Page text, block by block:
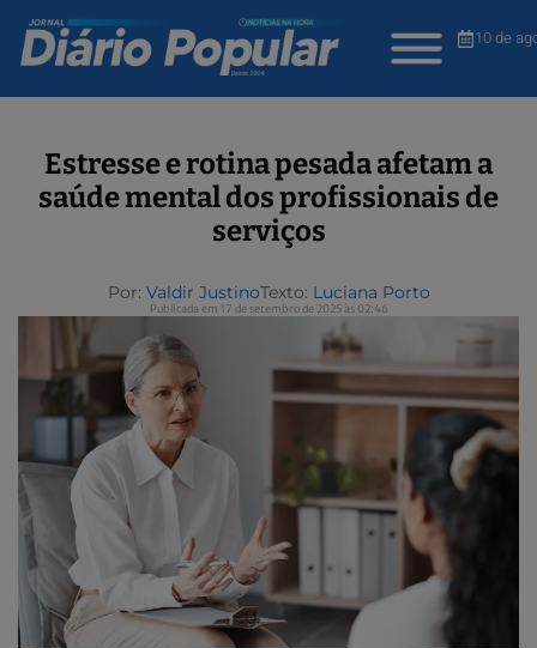
10 de
Estresse e rotina pesada afetam a
saúde mental dos profissionais de
serviços
Por: Valdir JustinoTexto: Luciana Porto
Publicada em 17 de setembro de 2025 às 02:46